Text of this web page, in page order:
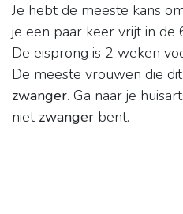
Je hebt de meeste kans
je een paar keer vrijt in de
De eisprong is 2 weken
De meeste vrouwen die
zwanger. Ga naar je
niet zwanger bent.